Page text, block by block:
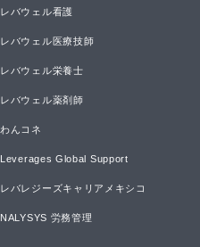
レバウェル看護
レバウェル医療技師
レバウェル栄養士
レバウェル薬剤師
わんコネ
Leverages Global Support
レバレジーズキャリアメキシコ
NALYSYS 労務管理